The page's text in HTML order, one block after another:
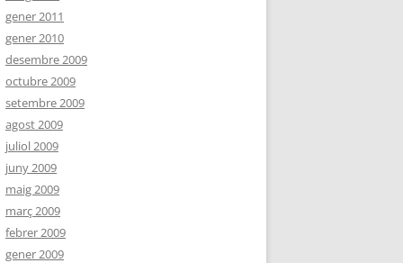
gener 2011
gener 2010
desembre 2009
octubre 2009
setembre 2009
agost 2009
juliol 2009
juny 2009
maig 2009
març 2009
febrer 2009
gener 2009